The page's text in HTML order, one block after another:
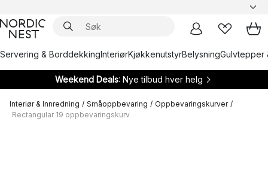
Servering & BorddekkingInteriørKjøkkenutstyrBelysningGulvtepper
Weekend Deals: Nye tilbud hver helg
Interiør & Innredning / Småoppbevaring / Oppbevaringskurver /
Rectangular 19 oppbevaringskurv